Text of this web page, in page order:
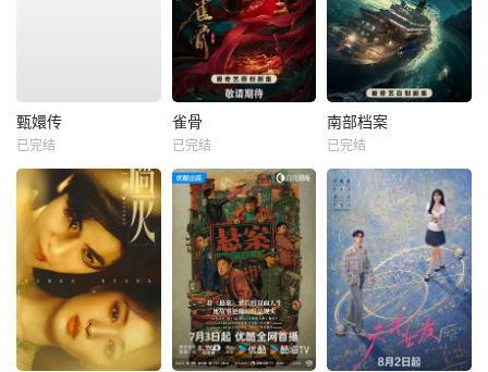
甄嬛传
已完结
雀骨
已完结
南部档案
已完结